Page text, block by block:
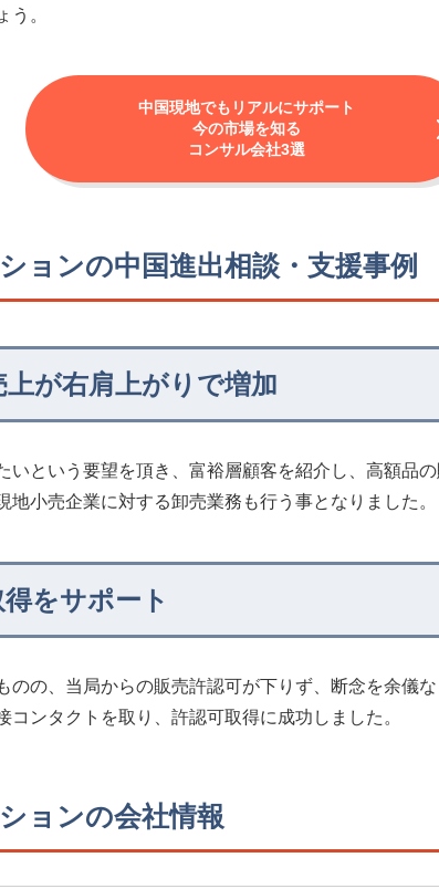
う。
中国現地でもリアルにサポート
今の市場を知る
コンサル会社3選
ョンの中国進出相談・支援事例
上が右肩上がりで増加
いという要望を頂き、富裕層顧客を紹介し、高額品
小売企業に対する卸売業務も行う事となりました。
得をサポート
のの、当局からの販売許認可が下りず、断念を余儀
ンタクトを取り、許認可取得に成功しました。
ョンの会社情報